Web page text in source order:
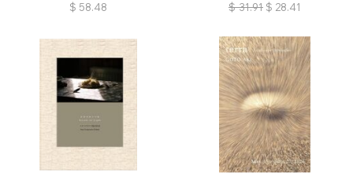
$ 58.48
$ 31.91 $ 28.41